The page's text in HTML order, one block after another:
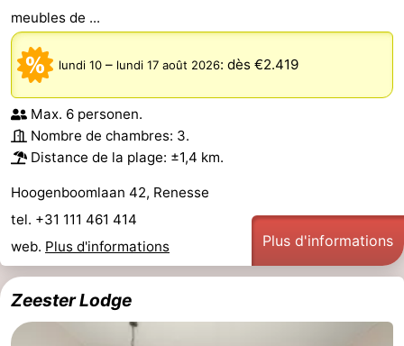
meubles de ...
lundi 10 – lundi 17 août 2026: dès €2.419
Max. 6 personen.
Nombre de chambres: 3.
Distance de la plage: ±1,4 km.
Hoogenboomlaan 42, Renesse
tel. +31 111 461 414
web. Plus d'informations Plus d'informations
Zeester Lodge